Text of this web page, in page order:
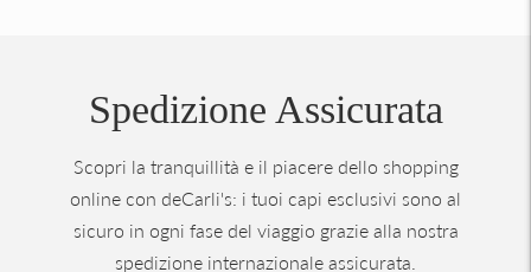
Spedizione Assicurata
Scopri la tranquillità e il piacere dello shopping
online con deCarli's: i tuoi capi esclusivi sono al
sicuro in ogni fase del viaggio grazie alla nostra
spedizione internazionale assicurata.